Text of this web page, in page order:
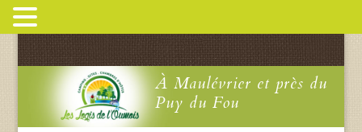
À Maulévrier et près du
Puy du Fou